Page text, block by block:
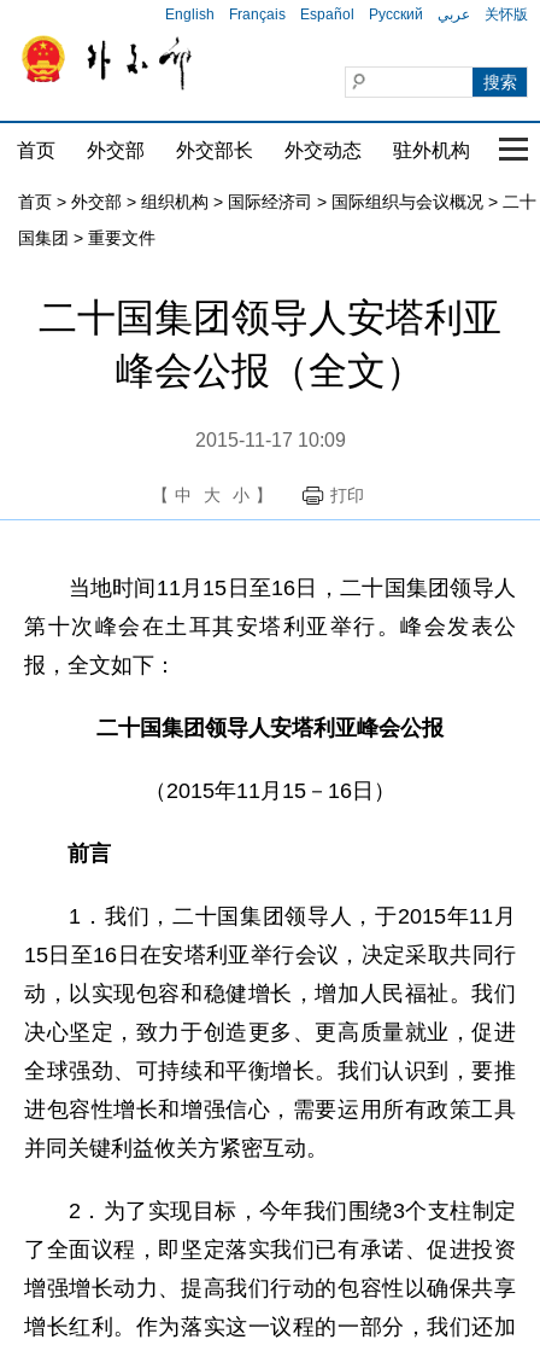
English Français Español Русский عربي 关怀版
首页 外交部 外交部长 外交动态 驻外机构 国
首页 > 外交部 > 组织机构 > 国际经济司 > 国际组织与会议概况 > 二十
国集团 > 重要文件
二十国集团领导人安塔利亚
峰会公报（全文）
2015-11-17 10:09
【 中 大 小 】 打印
当地时间11月15日至16日，二十国集团领导人
第十次峰会在土耳其安塔利亚举行。峰会发表公
报，全文如下：
二十国集团领导人安塔利亚峰会公报
（2015年11月15－16日）
前言
1．我们，二十国集团领导人，于2015年11月
15日至16日在安塔利亚举行会议，决定采取共同行
动，以实现包容和稳健增长，增加人民福祉。我们
决心坚定，致力于创造更多、更高质量就业，促进
全球强劲、可持续和平衡增长。我们认识到，要推
进包容性增长和增强信心，需要运用所有政策工具
并同关键利益攸关方紧密互动。
2．为了实现目标，今年我们围绕3个支柱制定
了全面议程，即坚定落实我们已有承诺、促进投资
增强增长动力、提高我们行动的包容性以确保共享
增长红利。作为落实这一议程的一部分，我们还加